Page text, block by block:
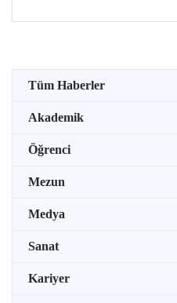
Tüm Haberler
Akademik
Öğrenci
Mezun
Medya
Sanat
Kariyer